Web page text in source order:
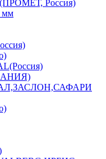
(ПРОМЕТ, Россия)
мм